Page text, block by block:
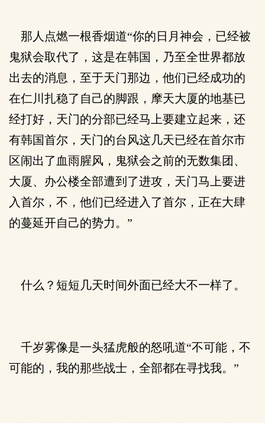
那人点燃一根香烟道“你的日月神会，已经被
鬼狱会取代了，这是在韩国，乃至全世界都放
出去的消息，至于天门那边，他们已经成功的
在仁川扎稳了自己的脚跟，摩天大厦的地基已
经打好，天门的分部已经马上要建立起来，还
有韩国首尔，天门的台风这几天已经在首尔市
区闹出了血雨腥风，鬼狱会之前的无数集团、
大厦、办公楼全部遭到了进攻，天门马上要进
入首尔，不，他们已经进入了首尔，正在大肆
的蔓延开自己的势力。”
什么？短短几天时间外面已经大不一样了。
千岁雾像是一头猛虎般的怒吼道“不可能，不
可能的，我的那些战士，全部都在寻找我。”